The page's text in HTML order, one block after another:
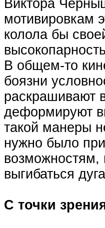
Виктора
мотивировкам
колола бы
В общем-то
боязни
раскрашивают
деформируют
такой манеры
нужно было
возможностям,
выгибаться
С точки